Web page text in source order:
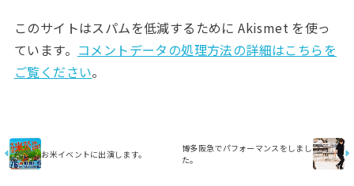
このサイトはスパムを低減するために Akismet を使っ
ています。 コメントデータの処理方法の詳細はこちらを
ご覧ください。
お米イベントに出演します。
博多阪急でパフォーマンスをしまし
た。